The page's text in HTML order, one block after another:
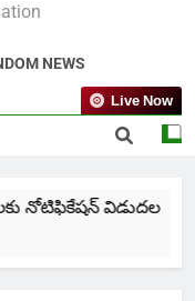
NEWS
Live Now
విడుదల